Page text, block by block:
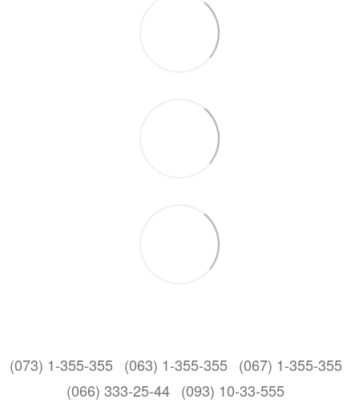
(073) 1-355-355 (063) 1-355-355 (067) 1-355-355
(066) 333-25-44 (093) 10-33-555